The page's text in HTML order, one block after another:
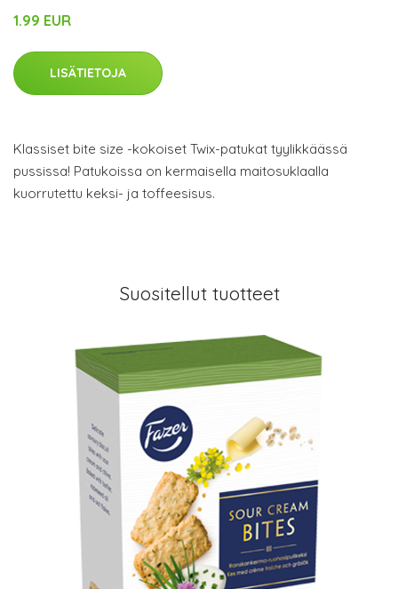
1.99 EUR
LISÄTIETOJA
Klassiset bite size -kokoiset Twix-patukat tyylikkäässä
pussissa! Patukoissa on kermaisella maitosuklaalla
kuorrutettu keksi- ja toffeesisus.
Suositellut tuotteet